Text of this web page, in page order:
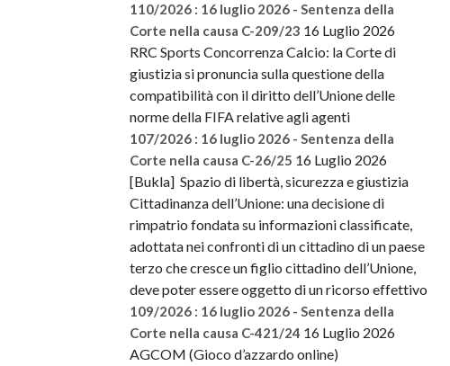
110/2026 : 16 luglio 2026 - Sentenza della
Corte nella causa C-209/23 16 Luglio 2026
RRC Sports Concorrenza Calcio: la Corte di
giustizia si pronuncia sulla questione della
compatibilità con il diritto dell’Unione delle
norme della FIFA relative agli agenti
107/2026 : 16 luglio 2026 - Sentenza della
Corte nella causa C-26/25 16 Luglio 2026
[Bukla] Spazio di libertà, sicurezza e giustizia
Cittadinanza dell’Unione: una decisione di
rimpatrio fondata su informazioni classificate,
adottata nei confronti di un cittadino di un paese
terzo che cresce un figlio cittadino dell’Unione,
deve poter essere oggetto di un ricorso effettivo
109/2026 : 16 luglio 2026 - Sentenza della
Corte nella causa C-421/24 16 Luglio 2026
AGCOM (Gioco d’azzardo online)